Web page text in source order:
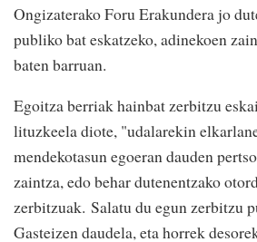
Ongizaterako Foru Erakundera jo
publiko bat eskatzeko, adinekoen
baten barruan.
Egoitza berriak hainbat zerbitzu
lituzkeela diote, "udalarekin
mendekotasun egoeran dauden
zaintza, edo behar dutenentzako
zerbitzuak. Salatu du egun zerbitzu
Gasteizen daudela, eta horrek